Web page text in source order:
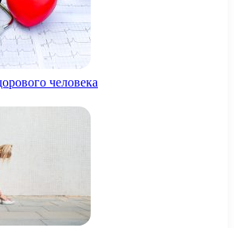
человека